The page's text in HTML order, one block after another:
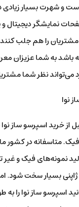
است و شهرت بسیار
نمایشگر دیجیتال و
را هم جلب
باشد به شما عزیزان
می‌تواند نظر شما
نوا
از خرید اسپرسو ساز
متاسفانه در کشور
نمونه‌های فیک و غیر
بسیار سخت شود.
اسپرسو ساز نوا